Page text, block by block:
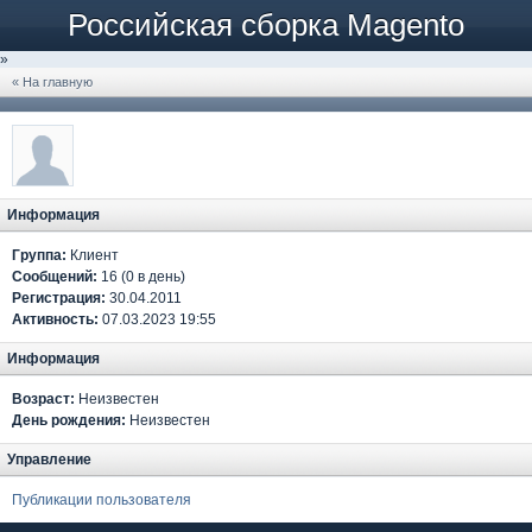
Российская сборка Magento
»
« На главную
Информация
Группа: Клиент
Сообщений: 16 (0 в день)
Регистрация: 30.04.2011
Активность: 07.03.2023 19:55
Информация
Возраст: Неизвестен
День рождения: Неизвестен
Управление
Публикации пользователя